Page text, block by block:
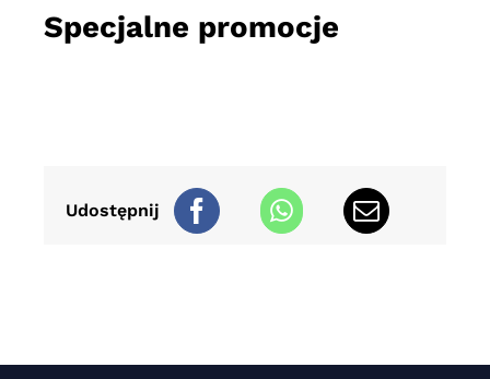
Specjalne promocje
Udostępnij